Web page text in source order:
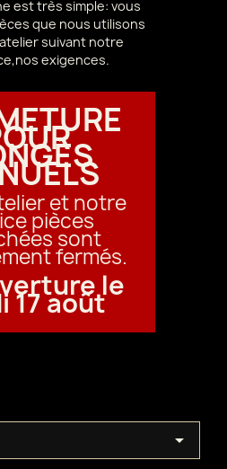
est très simple: vous
que nous utilisons
suivant notre
exigences.
et notre
pièces
sont
fermés.
le
17 août
